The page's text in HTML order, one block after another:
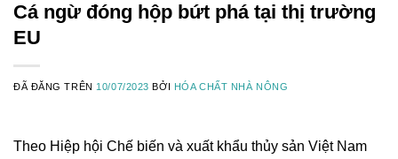
Cá ngừ đóng hộp bứt phá tại thị trường
EU
ĐÃ ĐĂNG TRÊN 10/07/2023 BỞI HÓA CHẤT NHÀ NÔNG
Theo Hiệp hội Chế biến và xuất khẩu thủy sản Việt Nam